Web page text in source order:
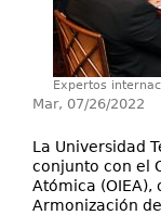
Expertos
Mar, 07/26/2022
La Universidad
conjunto con el
Atómica (OIEA),
Armonización